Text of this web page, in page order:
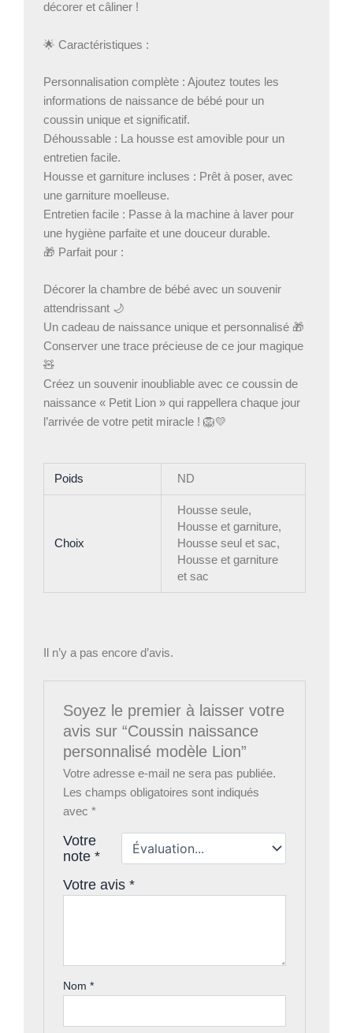
décorer et câliner !
🌟 Caractéristiques :
Personnalisation complète : Ajoutez toutes les
informations de naissance de bébé pour un
coussin unique et significatif.
Déhoussable : La housse est amovible pour un
entretien facile.
Housse et garniture incluses : Prêt à poser, avec
une garniture moelleuse.
Entretien facile : Passe à la machine à laver pour
une hygiène parfaite et une douceur durable.
🎁 Parfait pour :
Décorer la chambre de bébé avec un souvenir
attendrissant 🌙
Un cadeau de naissance unique et personnalisé 🎁
Conserver une trace précieuse de ce jour magique
🧸
Créez un souvenir inoubliable avec ce coussin de
naissance « Petit Lion » qui rappellera chaque jour
l’arrivée de votre petit miracle ! 🦁💛
Poids ND
Choix
Housse seule,
Housse et garniture,
Housse seul et sac,
Housse et garniture
et sac
Il n’y a pas encore d’avis.
Soyez le premier à laisser votre
avis sur “Coussin naissance
personnalisé modèle Lion”
Votre adresse e-mail ne sera pas publiée.
Les champs obligatoires sont indiqués
avec*
Votre
note*
Votre avis*
Nom*